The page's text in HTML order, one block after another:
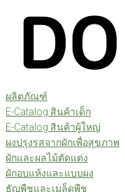
ผลิตภัณฑ์
E-Catalog สินค้าเด็ก
E-Catalog สินค้าผู้ใหญ่
ผงปรุงรสจากผักเพื่อสุขภาพ
ผักและผลไม้ตัดแต่ง
ผักอบแห้งและแบบผง
ธัญพืชและเมล็ดพืช